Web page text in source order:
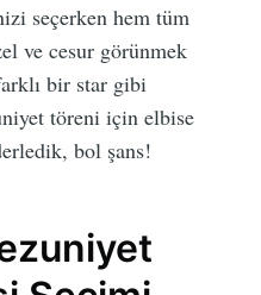
seçerken hem tüm
ve cesur görünmek
bir star gibi
töreni için elbise
bol şans!